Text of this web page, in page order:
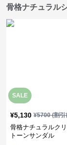
骨格ナチュラル
SALE
¥5,130 ¥5700(割引
骨格ナチュラルク
トーンサンダル